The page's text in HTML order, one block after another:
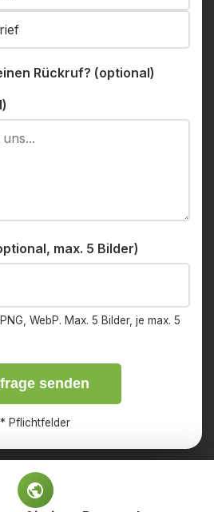
Rückruf? (optional)
max. 5 Bilder)
WebP. Max. 5 Bilder, je max. 5
senden
* Pflichtfelder